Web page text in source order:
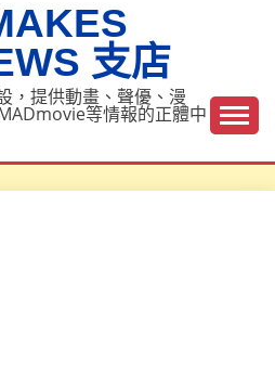
支店
，提供動畫、聲優、漫
等情報的正體中